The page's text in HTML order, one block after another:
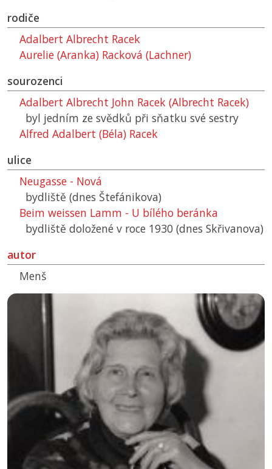
rodiče
Adalbert Albrecht Racek
Aurelie (Aranka) Racková (Lachner)
sourozenci
Adalbert Albrecht John Racek (Albrecht Racek)
byl jedním ze svědků při sňatku své sestry
Alfred Adalbert (Béla) Racek
ulice
Neugasse - Nová
bydliště (dnes Štefánikova)
Beim weissen Lamm - U bílého beránka
bydliště doložené v roce 1930 (dnes Skřivanova)
autor
Menš